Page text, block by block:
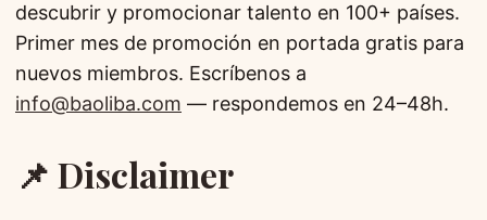
descubrir y promocionar talento en 100+ países.
Primer mes de promoción en portada gratis para
nuevos miembros. Escríbenos a
info@baoliba.com — respondemos en 24–48h.
📌 Disclaimer